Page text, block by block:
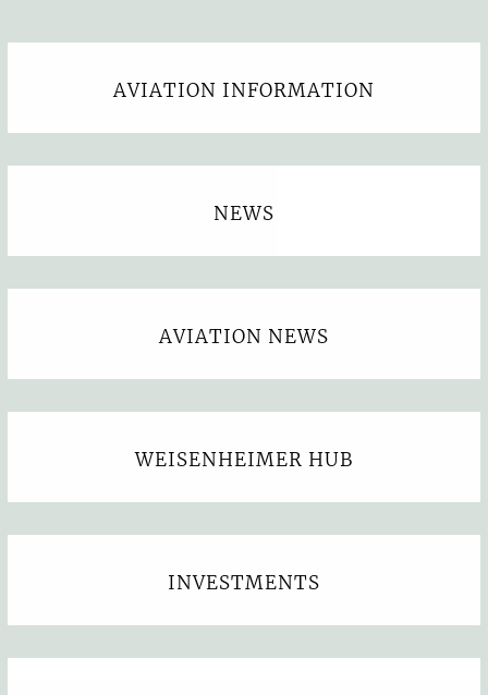
AVIATION INFORMATION
NEWS
AVIATION NEWS
WEISENHEIMER HUB
INVESTMENTS